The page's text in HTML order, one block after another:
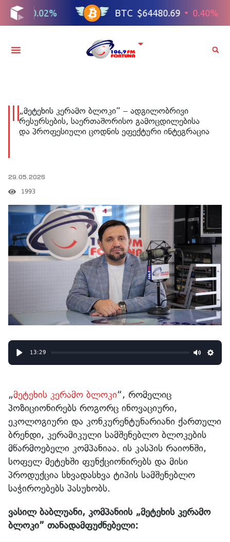
„მეტეხის კერამო ბლოკი“ – ადგილობრივი
რესურსების, საერთაშორისო გამოცდილებისა
და პროფესიული ცოდნის ეფექტური ინტეგრაცია
29.05.2026
1993
Play
13:29
Mute
„მეტეხის კერამო ბლოკი“, რომელიც
პოზიციონირებს როგორც ინოვაციური,
ეკოლოგიური და კონკურენტუნარიანი ქართული
ბრენდი, კერამიკული სამშენებლო ბლოკების
მწარმოებელი კომპანიაა. ის კასპის რაიონში,
სოფელ მეტეხში ფუნქციონირებს და მისი
პროდუქცია სხვადასხვა ტიპის სამშენებლო
საჭიროებებს პასუხობს.
ვასილ ბაბლუანი, კომპანიის „მეტეხის კერამო
ბლოკი” თანადამფუძნებელი: